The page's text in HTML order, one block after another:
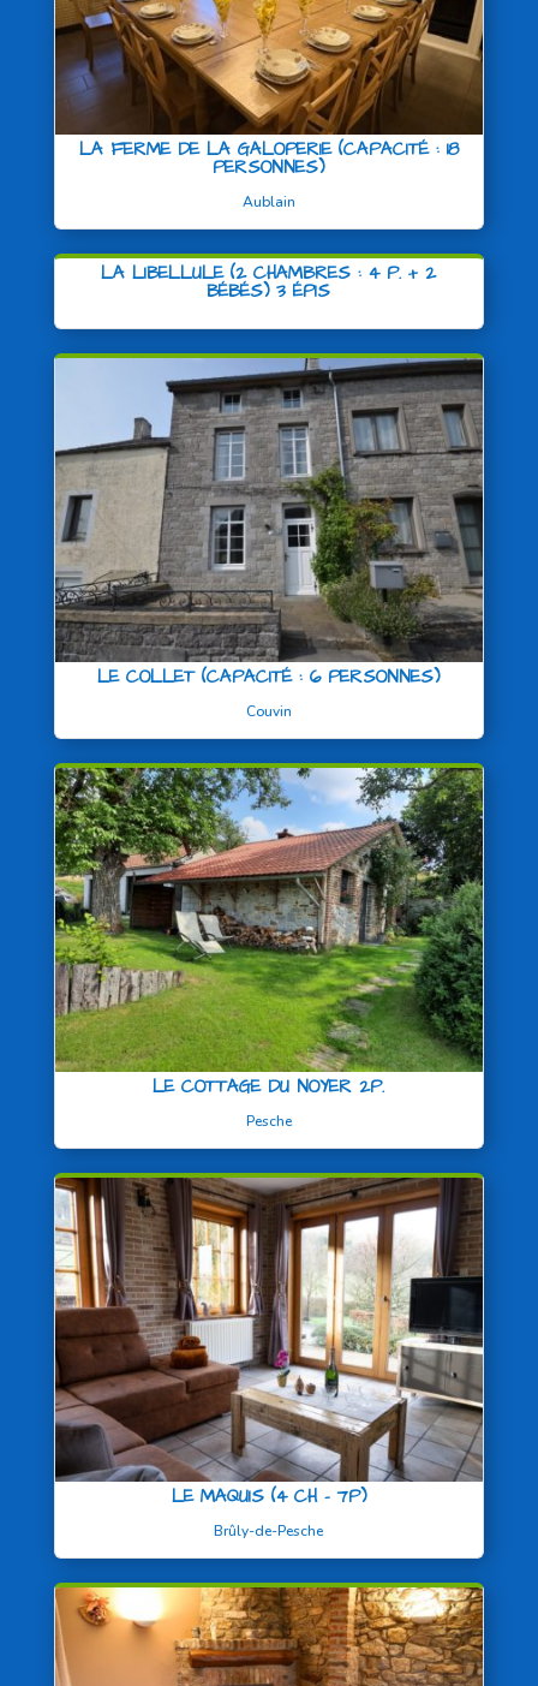
LA FERME DE LA GALOPERIE (CAPACITÉ : 18
PERSONNES)
Aublain
LA LIBELLULE (2 CHAMBRES : 4 P. + 2
BÉBÉS) 3 ÉPIS
LE COLLET (CAPACITÉ : 6 PERSONNES)
Couvin
LE COTTAGE DU NOYER 2P.
Pesche
LE MAQUIS (4 CH – 7P)
Brûly-de-Pesche